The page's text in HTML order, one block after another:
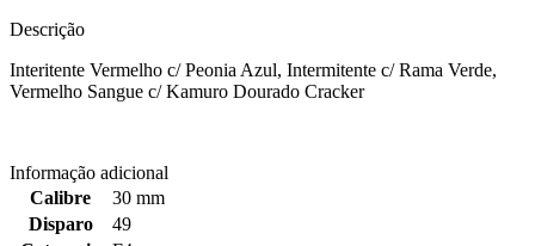
Descrição
Interitente Vermelho c/ Peonia Azul, Intermitente c/ Rama Verde,
Vermelho Sangue c/ Kamuro Dourado Cracker
Informação adicional
Calibre
30 mm
Disparo
49